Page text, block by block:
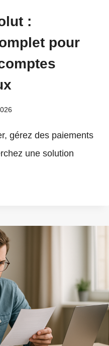
:
pour
gérez des paiements
une solution